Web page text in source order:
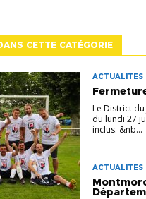
CETTE CATÉGORIE
ACTUALITES
Le District
du lundi 27
inclus. &nb...
ACTUALITES
LA VIE DES